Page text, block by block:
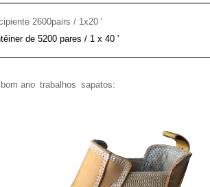
2600pairs / 1x20 '
de 5200 pares / 1 x 40 '
bom ano trabalhos sapatos: